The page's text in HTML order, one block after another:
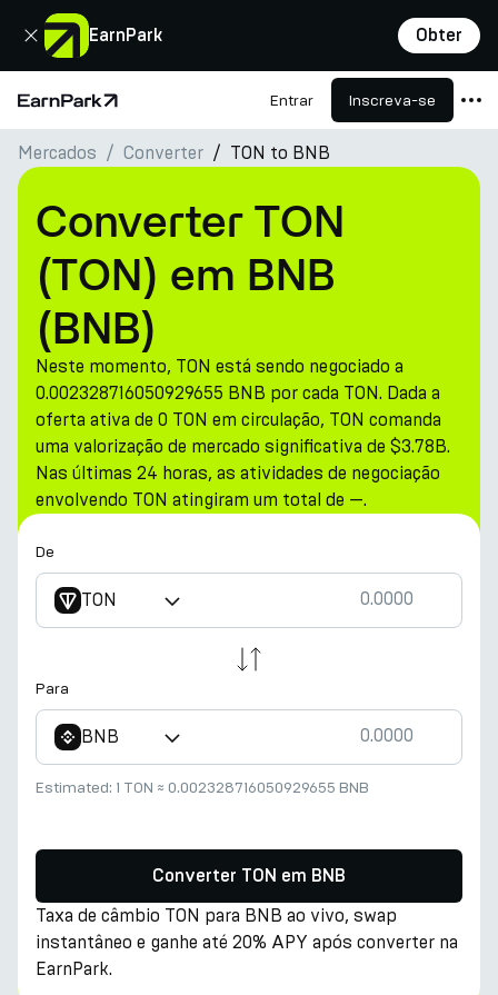
EarnPark Obter
Fechar
Página Inicial Entrar Inscreva-se
Produtos
Mercados
Calculadoras
PARK Token
Recursos
Empresa
Mercados Converter TON to BNB
Converter TON
(TON) em BNB
(BNB)
Neste momento, TON está sendo negociado a
0.002328716050929655 BNB por cada TON. Dada a
oferta ativa de 0 TON em circulação, TON comanda
uma valorização de mercado significativa de $3.78B.
Nas últimas 24 horas, as atividades de negociação
envolvendo TON atingiram um total de —.
De
TON
Para
BNB
Estimated: 1 TON ≈ 0.002328716050929655 BNB
Converter TON em BNB
Taxa de câmbio TON para BNB ao vivo, swap
instantâneo e ganhe até 20% APY após converter na
EarnPark.